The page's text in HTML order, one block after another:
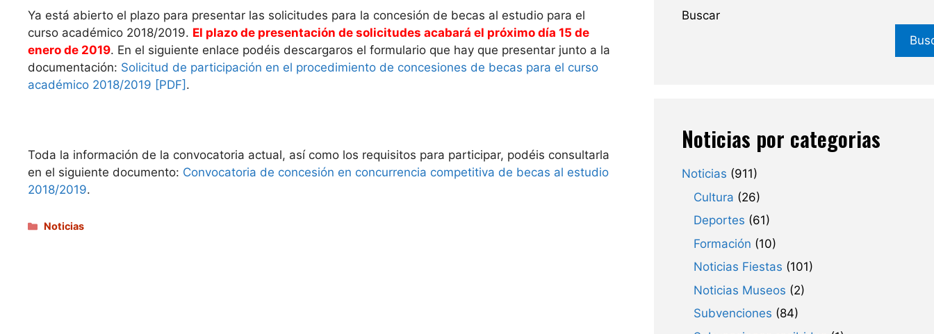
Ya está abierto el plazo para presentar las solicitudes para la concesión de becas al estudio para el
curso académico 2018/2019. El plazo de presentación de solicitudes acabará el próximo día 15 de
enero de 2019. En el siguiente enlace podéis descargaros el formulario que hay que presentar junto a la
documentación: Solicitud de participación en el procedimiento de concesiones de becas para el curso
académico 2018/2019 [PDF] .
Toda la información de la convocatoria actual, así como los requisitos para participar, podéis consultarla
en el siguiente documento: Convocatoria de concesión en concurrencia competitiva de becas al estudio
2018/2019.
Categorías
Noticias
Buscar
Noticias por categorias
Noticias (911)
Cultura (26)
Deportes (61)
Formación (10)
Noticias Fiestas (101)
Noticias Museos (2)
Subvenciones (84)